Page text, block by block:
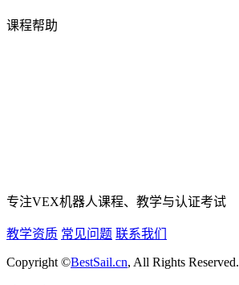
课程帮助
专注VEX机器人课程、教学与认证考试
教学资质 常见问题 联系我们
Copyright ©BestSail.cn, All Rights Reserved.